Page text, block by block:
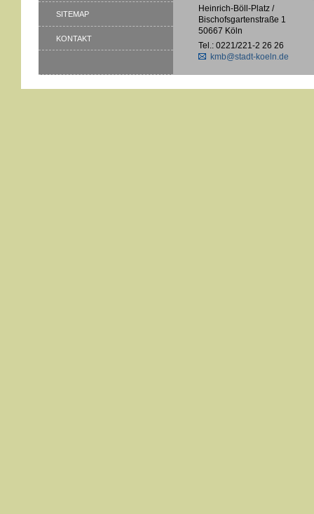
SITEMAP
KONTAKT
Heinrich-Böll-Platz /
Bischofsgartenstraße 1
50667 Köln
Tel.: 0221/221-2 26 26
kmb@stadt-koeln.de